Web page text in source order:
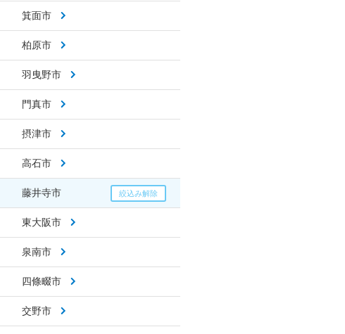
箕面市
柏原市
羽曳野市
門真市
摂津市
高石市
藤井寺市
東大阪市
泉南市
四條畷市
交野市